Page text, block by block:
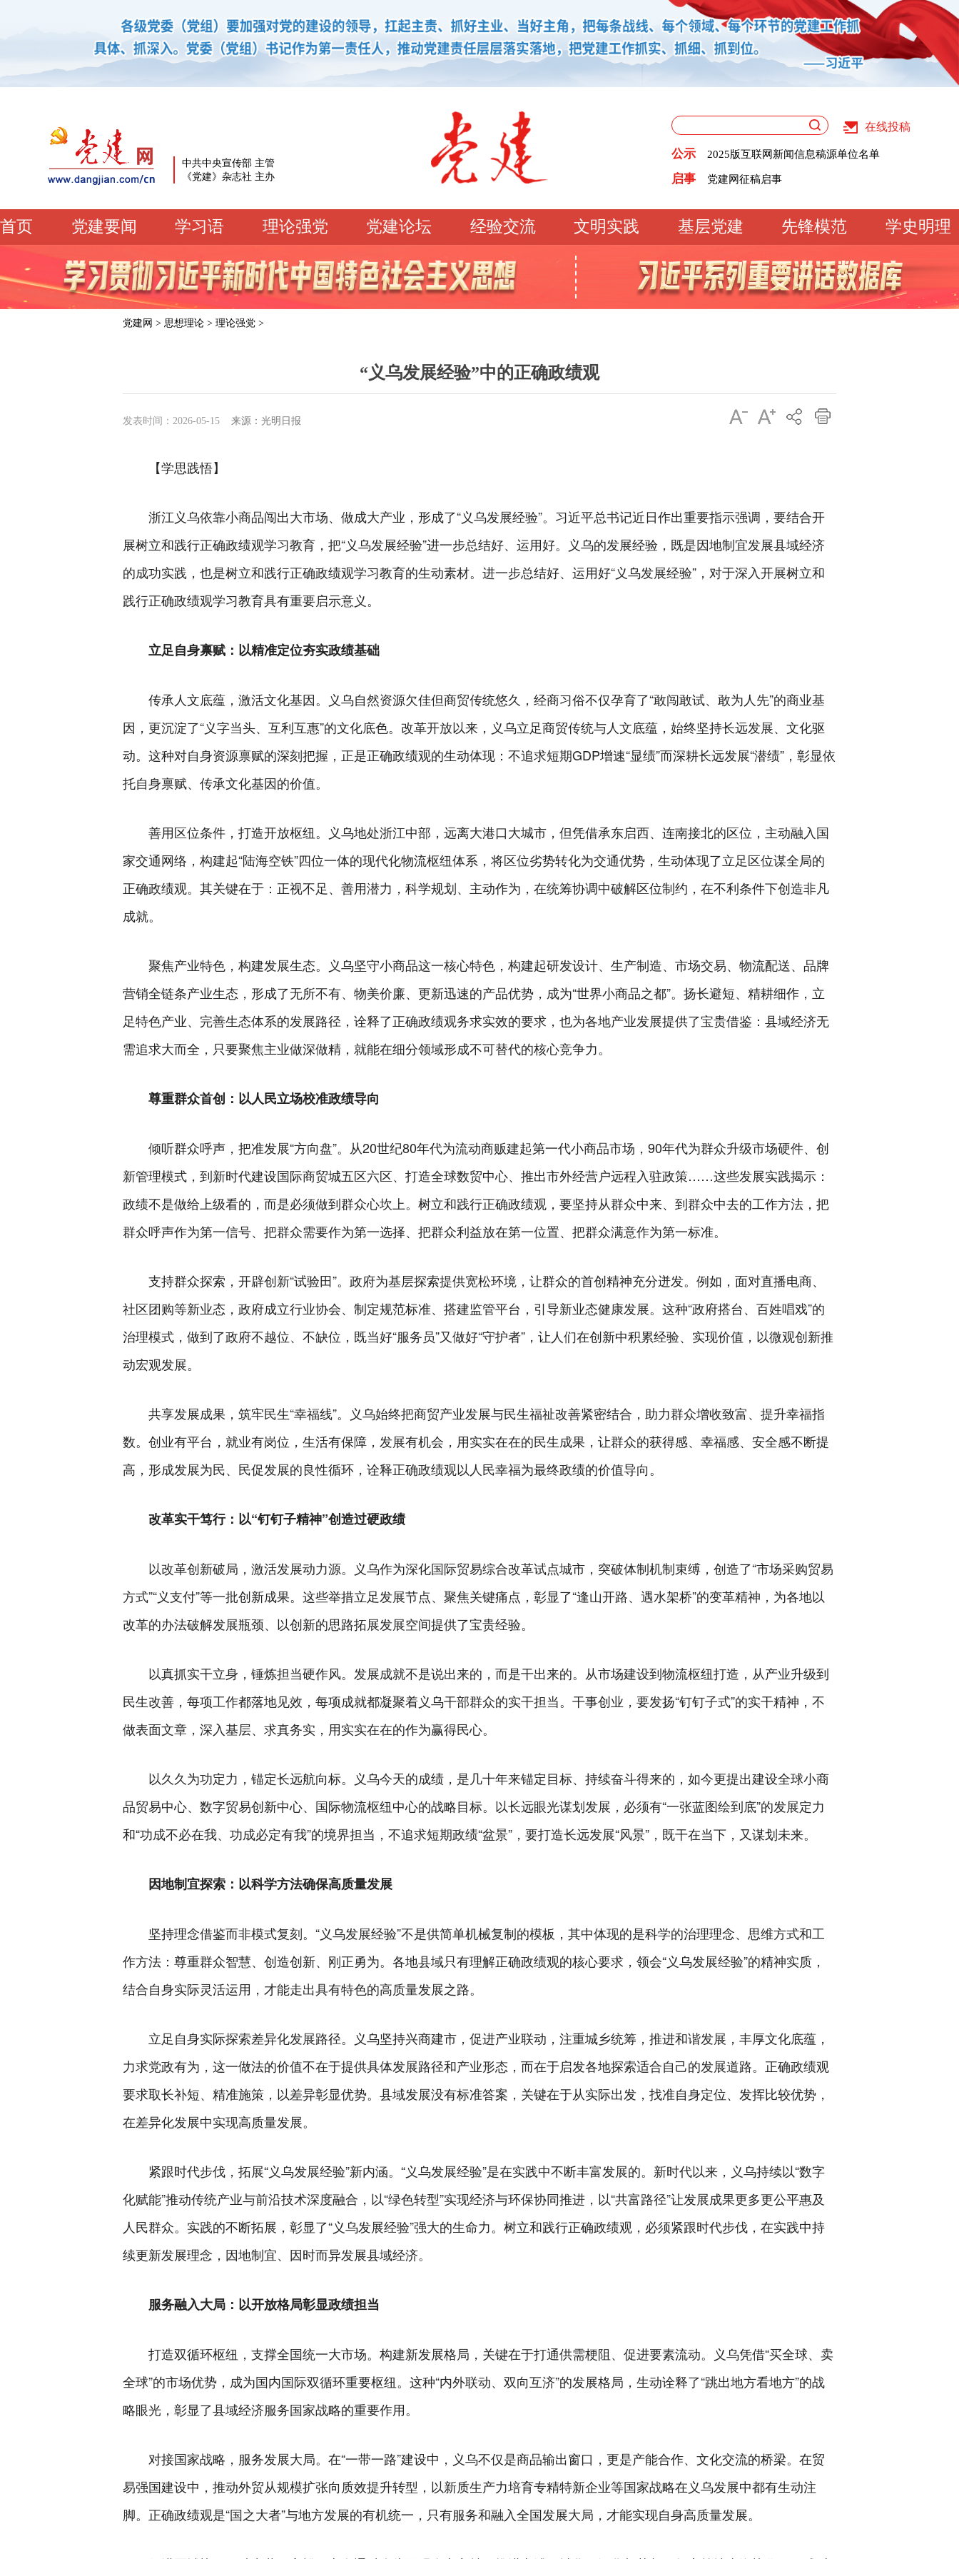
中共中央宣传部 主管
《党建》杂志社 主办
在线投稿
公示
关于版权和用稿问题的声明
2025版互联网新闻信息稿源单位名单
关于版权和用稿问题的声明
启事
《党建》杂志征稿启事
党建网征稿启事
《党建》杂志征稿启事
首页 党建要闻 学习语 理论强党 党建论坛 经验交流 文明实践 基层党建 先锋模范
学史明理
学习语 党建网微平台 学习园地 理论强党 党建论坛 工作动态 经验交流 文明实践
机关党建
校园党建 企业党建 先锋模范 学史明理 经典常读 文化大观 专题库
党建网 > 思想理论 > 理论强党 >
“义乌发展经验”中的正确政绩观
发表时间：2026-05-15 来源：光明日报
【学思践悟】
浙江义乌依靠小商品闯出大市场、做成大产业，形成了“义乌发展经验”。习近平总书记近日作出重要指示强调，要结合开
展树立和践行正确政绩观学习教育，把“义乌发展经验”进一步总结好、运用好。义乌的发展经验，既是因地制宜发展县域经济
的成功实践，也是树立和践行正确政绩观学习教育的生动素材。进一步总结好、运用好“义乌发展经验”，对于深入开展树立和
践行正确政绩观学习教育具有重要启示意义。
立足自身禀赋：以精准定位夯实政绩基础
传承人文底蕴，激活文化基因。义乌自然资源欠佳但商贸传统悠久，经商习俗不仅孕育了“敢闯敢试、敢为人先”的商业基
因，更沉淀了“义字当头、互利互惠”的文化底色。改革开放以来，义乌立足商贸传统与人文底蕴，始终坚持长远发展、文化驱
动。这种对自身资源禀赋的深刻把握，正是正确政绩观的生动体现：不追求短期GDP增速“显绩”而深耕长远发展“潜绩”，彰显依
托自身禀赋、传承文化基因的价值。
善用区位条件，打造开放枢纽。义乌地处浙江中部，远离大港口大城市，但凭借承东启西、连南接北的区位，主动融入国
家交通网络，构建起“陆海空铁”四位一体的现代化物流枢纽体系，将区位劣势转化为交通优势，生动体现了立足区位谋全局的
正确政绩观。其关键在于：正视不足、善用潜力，科学规划、主动作为，在统筹协调中破解区位制约，在不利条件下创造非凡
成就。
聚焦产业特色，构建发展生态。义乌坚守小商品这一核心特色，构建起研发设计、生产制造、市场交易、物流配送、品牌
营销全链条产业生态，形成了无所不有、物美价廉、更新迅速的产品优势，成为“世界小商品之都”。扬长避短、精耕细作，立
足特色产业、完善生态体系的发展路径，诠释了正确政绩观务求实效的要求，也为各地产业发展提供了宝贵借鉴：县域经济无
需追求大而全，只要聚焦主业做深做精，就能在细分领域形成不可替代的核心竞争力。
尊重群众首创：以人民立场校准政绩导向
倾听群众呼声，把准发展“方向盘”。从20世纪80年代为流动商贩建起第一代小商品市场，90年代为群众升级市场硬件、创
新管理模式，到新时代建设国际商贸城五区六区、打造全球数贸中心、推出市外经营户远程入驻政策……这些发展实践揭示：
政绩不是做给上级看的，而是必须做到群众心坎上。树立和践行正确政绩观，要坚持从群众中来、到群众中去的工作方法，把
群众呼声作为第一信号、把群众需要作为第一选择、把群众利益放在第一位置、把群众满意作为第一标准。
支持群众探索，开辟创新“试验田”。政府为基层探索提供宽松环境，让群众的首创精神充分迸发。例如，面对直播电商、
社区团购等新业态，政府成立行业协会、制定规范标准、搭建监管平台，引导新业态健康发展。这种“政府搭台、百姓唱戏”的
治理模式，做到了政府不越位、不缺位，既当好“服务员”又做好“守护者”，让人们在创新中积累经验、实现价值，以微观创新推
动宏观发展。
共享发展成果，筑牢民生“幸福线”。义乌始终把商贸产业发展与民生福祉改善紧密结合，助力群众增收致富、提升幸福指
数。创业有平台，就业有岗位，生活有保障，发展有机会，用实实在在的民生成果，让群众的获得感、幸福感、安全感不断提
高，形成发展为民、民促发展的良性循环，诠释正确政绩观以人民幸福为最终政绩的价值导向。
改革实干笃行：以“钉钉子精神”创造过硬政绩
以改革创新破局，激活发展动力源。义乌作为深化国际贸易综合改革试点城市，突破体制机制束缚，创造了“市场采购贸易
方式”“义支付”等一批创新成果。这些举措立足发展节点、聚焦关键痛点，彰显了“逢山开路、遇水架桥”的变革精神，为各地以
改革的办法破解发展瓶颈、以创新的思路拓展发展空间提供了宝贵经验。
以真抓实干立身，锤炼担当硬作风。发展成就不是说出来的，而是干出来的。从市场建设到物流枢纽打造，从产业升级到
民生改善，每项工作都落地见效，每项成就都凝聚着义乌干部群众的实干担当。干事创业，要发扬“钉钉子式”的实干精神，不
做表面文章，深入基层、求真务实，用实实在在的作为赢得民心。
以久久为功定力，锚定长远航向标。义乌今天的成绩，是几十年来锚定目标、持续奋斗得来的，如今更提出建设全球小商
品贸易中心、数字贸易创新中心、国际物流枢纽中心的战略目标。以长远眼光谋划发展，必须有“一张蓝图绘到底”的发展定力
和“功成不必在我、功成必定有我”的境界担当，不追求短期政绩“盆景”，要打造长远发展“风景”，既干在当下，又谋划未来。
因地制宜探索：以科学方法确保高质量发展
坚持理念借鉴而非模式复刻。“义乌发展经验”不是供简单机械复制的模板，其中体现的是科学的治理理念、思维方式和工
作方法：尊重群众智慧、创造创新、刚正勇为。各地县域只有理解正确政绩观的核心要求，领会“义乌发展经验”的精神实质，
结合自身实际灵活运用，才能走出具有特色的高质量发展之路。
立足自身实际探索差异化发展路径。义乌坚持兴商建市，促进产业联动，注重城乡统筹，推进和谐发展，丰厚文化底蕴，
力求党政有为，这一做法的价值不在于提供具体发展路径和产业形态，而在于启发各地探索适合自己的发展道路。正确政绩观
要求取长补短、精准施策，以差异彰显优势。县域发展没有标准答案，关键在于从实际出发，找准自身定位、发挥比较优势，
在差异化发展中实现高质量发展。
紧跟时代步伐，拓展“义乌发展经验”新内涵。“义乌发展经验”是在实践中不断丰富发展的。新时代以来，义乌持续以“数字
化赋能”推动传统产业与前沿技术深度融合，以“绿色转型”实现经济与环保协同推进，以“共富路径”让发展成果更多更公平惠及
人民群众。实践的不断拓展，彰显了“义乌发展经验”强大的生命力。树立和践行正确政绩观，必须紧跟时代步伐，在实践中持
续更新发展理念，因地制宜、因时而异发展县域经济。
服务融入大局：以开放格局彰显政绩担当
打造双循环枢纽，支撑全国统一大市场。构建新发展格局，关键在于打通供需梗阻、促进要素流动。义乌凭借“买全球、卖
全球”的市场优势，成为国内国际双循环重要枢纽。这种“内外联动、双向互济”的发展格局，生动诠释了“跳出地方看地方”的战
略眼光，彰显了县域经济服务国家战略的重要作用。
对接国家战略，服务发展大局。在“一带一路”建设中，义乌不仅是商品输出窗口，更是产能合作、文化交流的桥梁。在贸
易强国建设中，推动外贸从规模扩张向质效提升转型，以新质生产力培育专精特新企业等国家战略在义乌发展中都有生动注
脚。正确政绩观是“国之大者”与地方发展的有机统一，只有服务和融入全国发展大局，才能实现自身高质量发展。